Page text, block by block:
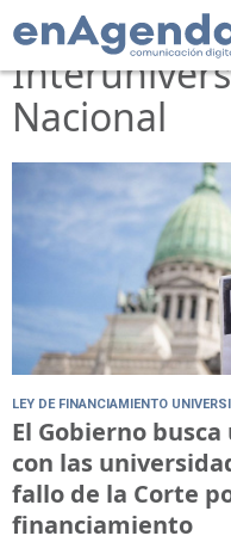
Tag:
Nacional
LEY DE FINANCIAMIENTO
El Gobierno
con las
fallo de la Corte
financiamiento